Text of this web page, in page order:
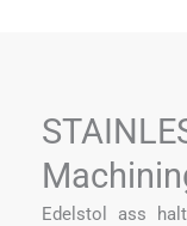
Edelstol ass